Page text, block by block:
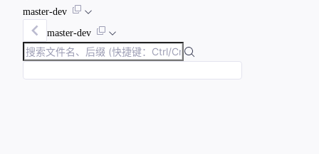
master-dev
master-dev